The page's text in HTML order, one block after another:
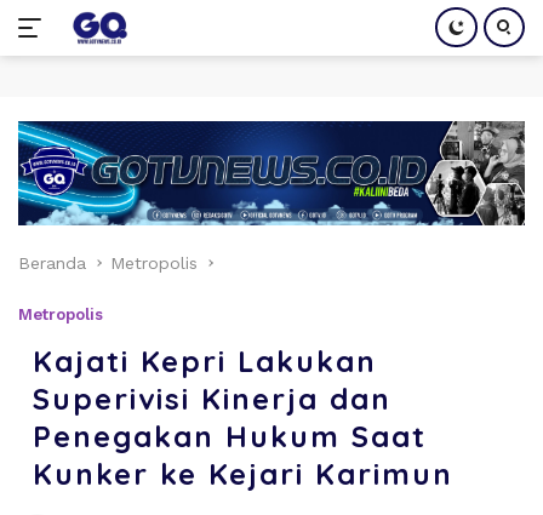
konten
Beranda Metropolis
Metropolis
Kajati Kepri Lakukan
Superivisi Kinerja dan
Penegakan Hukum Saat
Kunker ke Kejari Karimun